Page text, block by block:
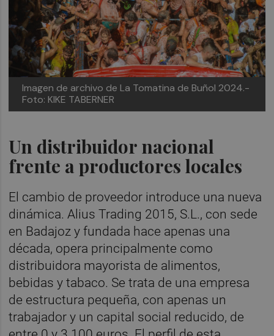
Imagen de archivo de La Tomatina de Buñol 2024.-
Foto: KIKE TABERNER
Un distribuidor nacional
frente a productores locales
El cambio de proveedor introduce una nueva
dinámica. Alius Trading 2015, S.L., con sede
en Badajoz y fundada hace apenas una
década, opera principalmente como
distribuidora mayorista de alimentos,
bebidas y tabaco. Se trata de una empresa
de estructura pequeña, con apenas un
trabajador y un capital social reducido, de